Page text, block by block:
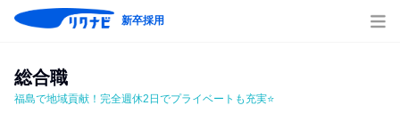
新卒採用
総合職
福島で地域貢献！完全週休2日でプライベートも充実⭐